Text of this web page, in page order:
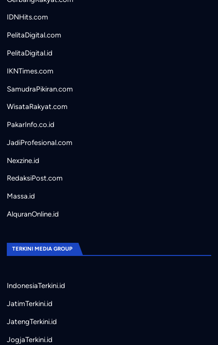
IDNHits.com
PelitaDigital.com
PelitaDigital.id
IKNTimes.com
SamudraPikiran.com
WisataRakyat.com
PakarInfo.co.id
JadiProfesional.com
Nexzine.id
RedaksiPost.com
Massa.id
AlquranOnline.id
TERKINI MEDIA GROUP
IndonesiaTerkini.id
JatimTerkini.id
JatengTerkini.id
JogjaTerkini.id